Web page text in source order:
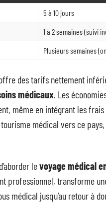
5 à 10 jours
1 à 2 semaines (suivi
Plusieurs semaines
des tarifs nettement
médicaux. Les
même en intégrant les
médical vers ce
levoyage médical
professionnel, transforme
médical jusqu’au retour à